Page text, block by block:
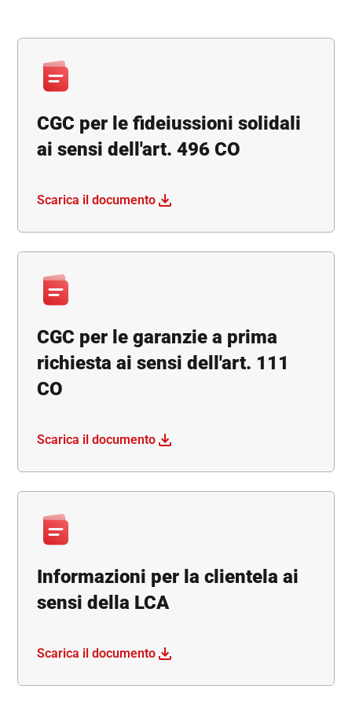
CGC per le fideiussioni solidali
ai sensi dell'art. 496 CO
Scarica il documento
CGC per le garanzie a prima
richiesta ai sensi dell'art. 111
CO
Scarica il documento
Informazioni per la clientela ai
sensi della LCA
Scarica il documento